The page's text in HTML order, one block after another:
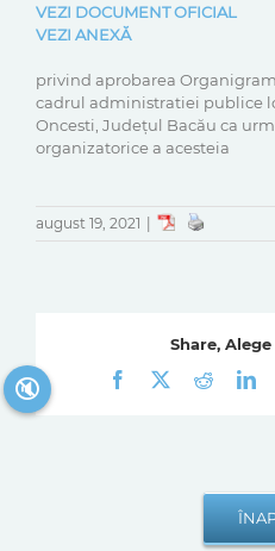
VEZI DOCUMENT OFICIAL
VEZI ANEXĂ
privind aprobarea
cadrul administratiei publice
Oncesti, Județul Bacău ca
organizatorice a acesteia
august 19, 2021
Share,
Facebook
Reddit
🔇